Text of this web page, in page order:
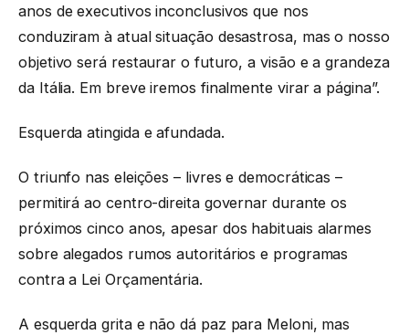
anos de executivos inconclusivos que nos
conduziram à atual situação desastrosa, mas o nosso
objetivo será restaurar o futuro, a visão e a grandeza
da Itália. Em breve iremos finalmente virar a página”.
Esquerda atingida e afundada.
O triunfo nas eleições – livres e democráticas –
permitirá ao centro-direita governar durante os
próximos cinco anos, apesar dos habituais alarmes
sobre alegados rumos autoritários e programas
contra a Lei Orçamentária.
A esquerda grita e não dá paz para Meloni, mas